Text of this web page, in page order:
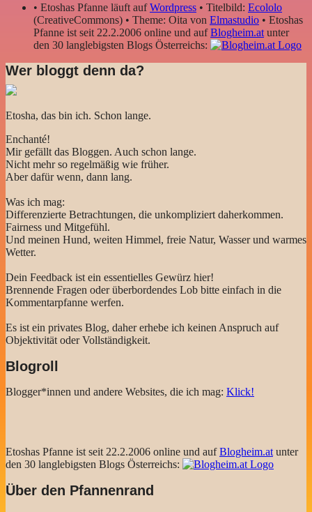
• Etoshas Pfanne läuft aufWordpress • Titelbild: Ecololo
(CreativeCommons) • Theme: Oita von Elmastudio • Etoshas
Pfanne ist seit 22.2.2006 online und aufBlogheim.at unter
den 30 langlebigsten Blogs Österreichs:
Wer bloggt denn da?
Etosha, das bin ich. Schon lange.
Enchanté!
Mir gefällt das Bloggen. Auch schon lange.
Nicht mehr so regelmäßig wie früher.
Aber dafür wenn, dann lang.
Was ich mag:
Differenzierte Betrachtungen, die unkompliziert daherkommen.
Fairness und Mitgefühl.
Und meinen Hund, weiten Himmel, freie Natur, Wasser und warmes
Wetter.
Dein Feedback ist ein essentielles Gewürz hier!
Brennende Fragen oder überbordendes Lob bitte einfach in die
Kommentarpfanne werfen.
Es ist ein privates Blog, daher erhebe ich keinen Anspruch auf
Objektivität oder Vollständigkeit.
Blogroll
Blogger*innen und andere Websites, die ich mag: Klick!
Etoshas Pfanne ist seit 22.2.2006 online und aufBlogheim.at unter
den 30 langlebigsten Blogs Österreichs:
Über den Pfannenrand